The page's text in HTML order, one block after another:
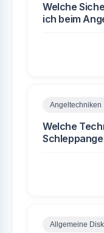
Welche
ich beim
Angeltechniken
Welche
Allgemeine